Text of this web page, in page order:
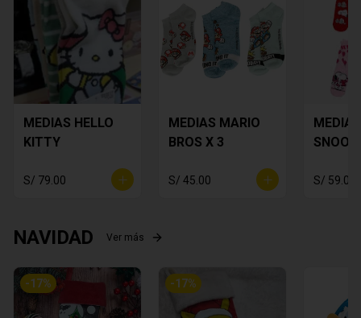
MEDIAS HELLO
KITTY
S/ 79.00
MEDIAS MARIO
BROS X 3
S/ 45.00 S/ 59.00
NAVIDAD Ver más
-17% -17%